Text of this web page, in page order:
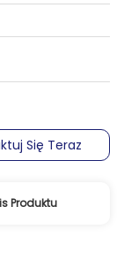
Się Teraz
Produktu